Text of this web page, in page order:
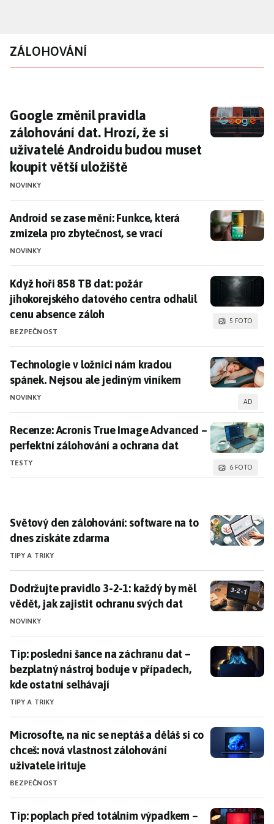
obsahu
ZÁLOHOVÁNÍ
Google změnil pravidla zálohování dat.
Google změnil pravidla
zálohování dat. Hrozí, že si
uživatelé Androidu budou muset
koupit větší uložiště
NOVINKY
Android se zase mění: Funkce, která zmizela pro
Android se zase mění: Funkce, která
zmizela pro zbytečnost, se vrací
NOVINKY
Když hoří 858 TB dat: požár jihokorejského
Když hoří 858 TB dat: požár
jihokorejského datového centra odhalil
cenu absence záloh
BEZPEČNOST
5 FOTO
Technologie v ložnici nám kradou spánek. Nejsou
Technologie v ložnici nám kradou
spánek. Nejsou ale jediným viníkem
NOVINKY AD
Recenze: Acronis True Image Advanced – perfektní
Recenze: Acronis True Image Advanced –
perfektní zálohování a ochrana dat
TESTY 6 FOTO
Světový den zálohování: software na to dnes získáte
Světový den zálohování: software na to
dnes získáte zdarma
TIPY A TRIKY
Dodržujte pravidlo 3-2-1: každý by měl vědět, jak
Dodržujte pravidlo 3-2-1: každý by měl
vědět, jak zajistit ochranu svých dat
NOVINKY
Tip: poslední šance na záchranu dat – bezplatný
Tip: poslední šance na záchranu dat –
bezplatný nástroj boduje v případech,
kde ostatní selhávají
TIPY A TRIKY
Microsofte, na nic se neptáš a děláš si co chceš:
Microsofte, na nic se neptáš a děláš si co
chceš: nová vlastnost zálohování
uživatele irituje
BEZPEČNOST
Tip: poplach před totálním výpadkem – proč dává
Tip: poplach před totálním výpadkem –